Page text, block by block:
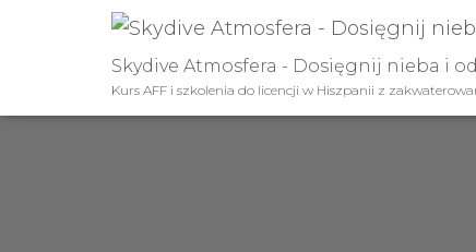
Skydive Atmosfera - Dosięgnij nieba i
Kurs AFF i szkolenia do licencji w Hiszpanii z